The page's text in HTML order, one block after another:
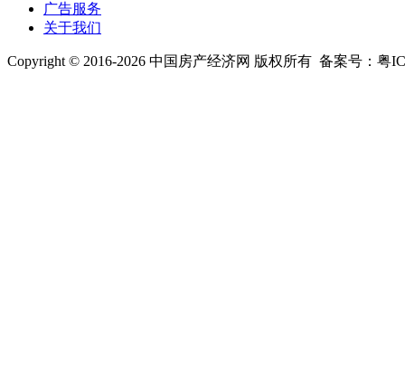
广告服务
关于我们
Copyright © 2016-2026 中国房产经济网 版权所有 备案号：粤